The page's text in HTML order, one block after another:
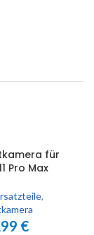
für
Pro Max
,
€